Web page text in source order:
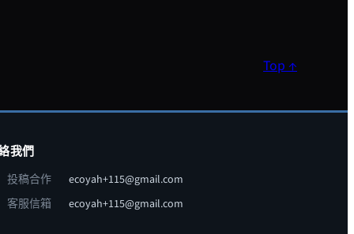
Top ↑
我們
投稿合作
ecoyah+115@gmail.com
客服信箱
ecoyah+115@gmail.com